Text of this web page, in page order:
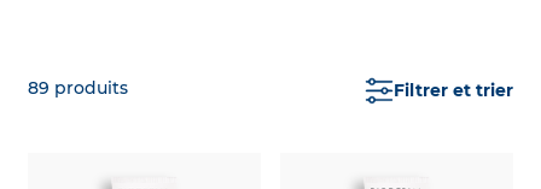
89 produits Filtrer et trier